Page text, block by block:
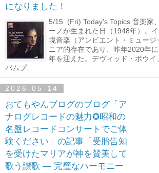
になりました！
5/15 (Fri) Today's Topics 音楽家
ーノが生まれた日（1948年）。
境音楽（アンビエント・ミュージ
ニア的存在であり、昨年2020年
年を迎えた。デヴィッド・ボウイ
バムプ...
2026-05-14
おてもやんブログのブログ「ア
ナログレコードの魅力✪昭和の
名盤レコードコンサートでご体
験ください」の記事「受胎告知
を受けたマリアが神を賛美して
歌う讃歌 ― 完璧なハーモニー